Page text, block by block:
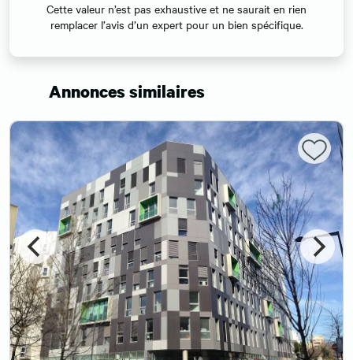
Cette valeur n’est pas exhaustive et ne saurait en rien
remplacer l’avis d’un expert pour un bien spécifique.
Annonces similaires
Nouveauté
1 800 000 € HD 1 211 m² - Divisibilité min. 1 395 m²